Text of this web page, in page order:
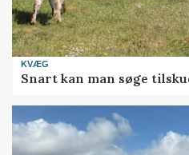
KVÆG
Snart kan man søge